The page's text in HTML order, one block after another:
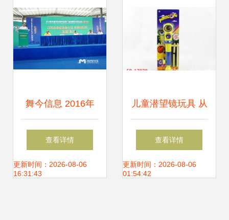
舞今信息 2016年
度茂名市名优农产
品系列促销活动今
查看详情
更新时间：2026-08-06
16:31:43
儿童潜望镜玩具 从
仿真设计到厂家直
销的全方位指南
查看详情
更新时间：2026-08-06
01:54:42